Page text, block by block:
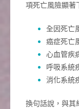
項死亡風險顯著
全因死亡
癌症死亡
心血管疾
呼吸系統
消化系統
換句話說，與其